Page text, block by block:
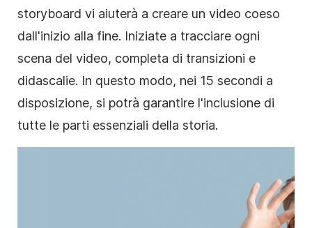
storyboard vi aiuterà a creare un video coeso
dall'inizio alla fine. Iniziate a tracciare ogni
scena del video, completa di transizioni e
didascalie. In questo modo, nei 15 secondi a
disposizione, si potrà garantire l'inclusione di
tutte le parti essenziali della storia.